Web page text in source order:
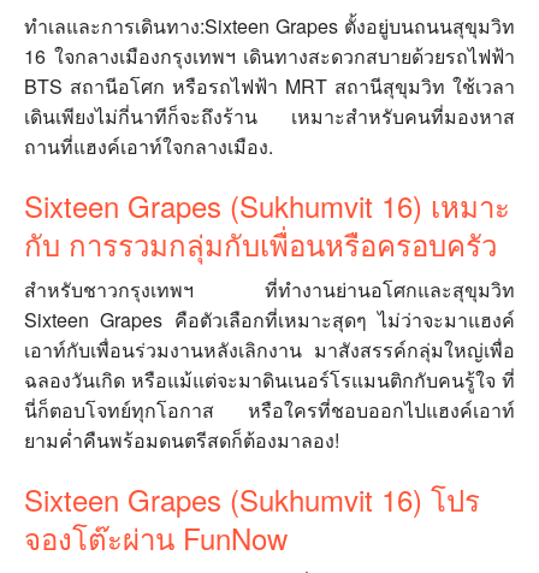
ทำเลและการเดินทาง:Sixteen Grapes ตั้งอยู่บนถนนสุขุมวิท
16 ใจกลางเมืองกรุงเทพฯ เดินทางสะดวกสบายด้วยรถไฟฟ้า
BTS สถานีอโศก หรือรถไฟฟ้า MRT สถานีสุขุมวิท ใช้เวลา
เดินเพียงไม่กี่นาทีก็จะถึงร้าน เหมาะสำหรับคนที่มองหาส
ถานที่แฮงค์เอาท์ใจกลางเมือง.
Sixteen Grapes (Sukhumvit 16) เหมาะ
กับ การรวมกลุ่มกับเพื่อนหรือครอบครัว
สำหรับชาวกรุงเทพฯ ที่ทำงานย่านอโศกและสุขุมวิท
Sixteen Grapes คือตัวเลือกที่เหมาะสุดๆ ไม่ว่าจะมาแฮงค์
เอาท์กับเพื่อนร่วมงานหลังเลิกงาน มาสังสรรค์กลุ่มใหญ่เพื่อ
ฉลองวันเกิด หรือแม้แต่จะมาดินเนอร์โรแมนติกกับคนรู้ใจ ที่
นี่ก็ตอบโจทย์ทุกโอกาส หรือใครที่ชอบออกไปแฮงค์เอาท์
ยามค่ำคืนพร้อมดนตรีสดก็ต้องมาลอง!
Sixteen Grapes (Sukhumvit 16) โปร
จองโต๊ะผ่าน FunNow